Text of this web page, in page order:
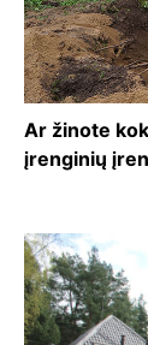
Ar žinote
įrenginių